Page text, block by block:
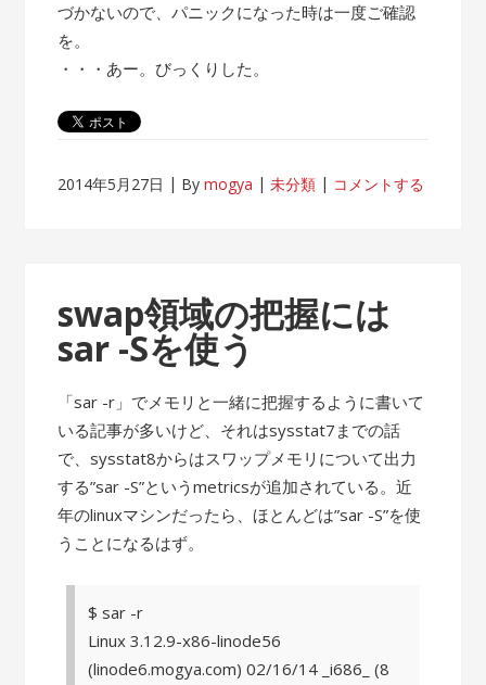
づかないので、パニックになった時は一度ご確認
を。
・・・あー。びっくりした。
2014年5月27日 Bymogya 未分類 コメントする
swap領域の把握には
sar -Sを使う
「sar -r」でメモリと一緒に把握するように書いて
いる記事が多いけど、それはsysstat7までの話
で、sysstat8からはスワップメモリについて出力
する”sar -S”というmetricsが追加されている。近
年のlinuxマシンだったら、ほとんどは”sar -S”を使
うことになるはず。
$ sar -r
Linux 3.12.9-x86-linode56
(linode6.mogya.com) 02/16/14 _i686_ (8